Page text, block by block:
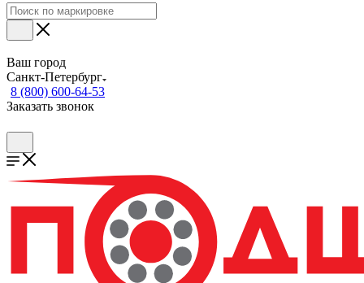
Ваш город
Санкт-Петербург
8 (800) 600-64-53
Заказать звонок